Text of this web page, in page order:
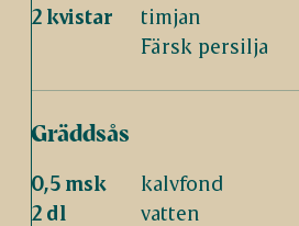
2 kvistar
timjan
Färsk persilja
Gräddsås
0,5 msk
kalvfond
2 dl
vatten